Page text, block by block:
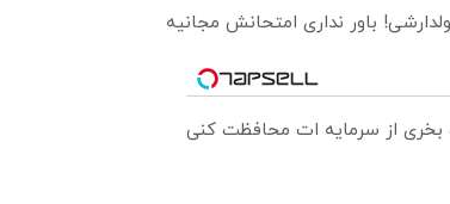
باور نداری امتحانش مجانیه
بخری از سرمایه ات محافظت کنی